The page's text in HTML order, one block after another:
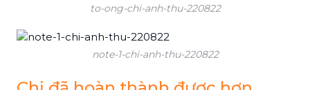
to-ong-chi-anh-thu-220822
note-1-chi-anh-thu-220822